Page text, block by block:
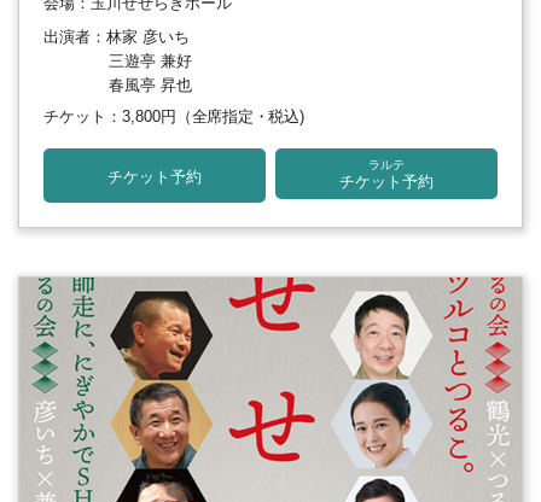
出演者：林家 彦いち
三遊亭 兼好
春風亭 昇也
チケット：3,800円 （全席指定・税込)
チケット予約
ラルテ
チケット予約